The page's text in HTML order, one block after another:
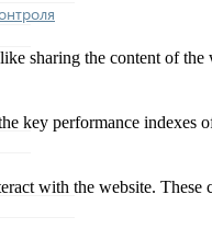
sharing the content of
key performance
with the website.